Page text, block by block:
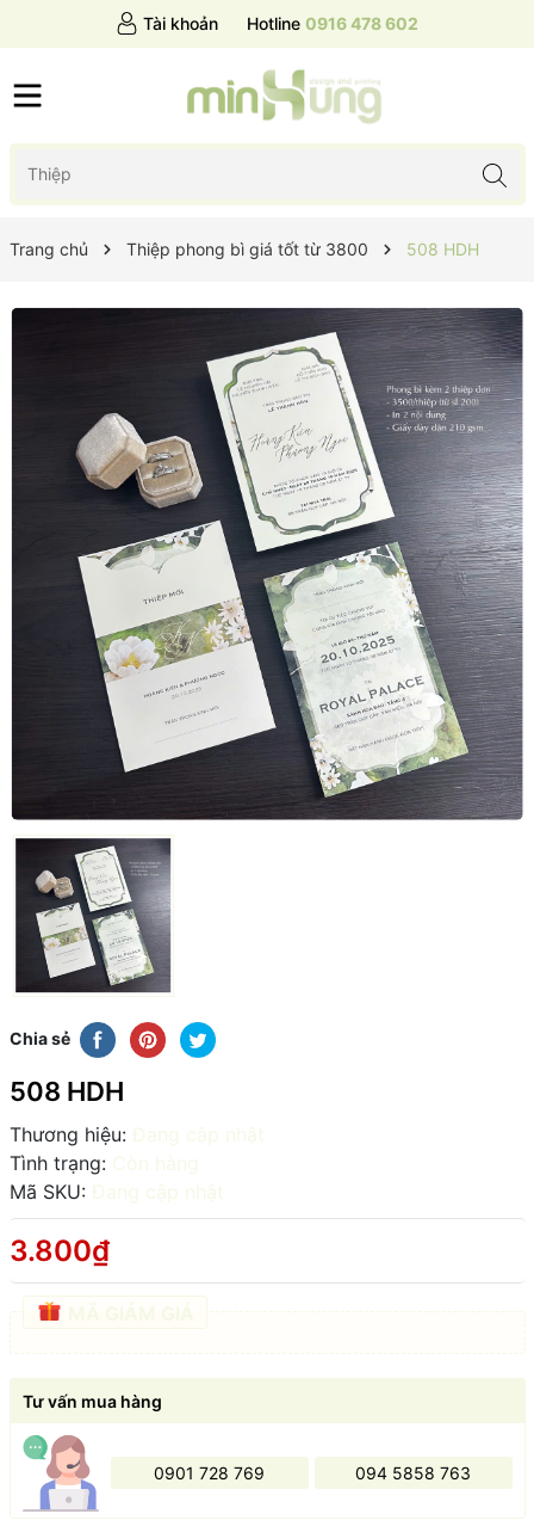
Tài khoản Hotline 0916 478 602
Trang chủ Thiệp phong bì giá tốt từ 3800 508 HDH
Chia sẻ
508 HDH
Thương hiệu: Đang cập nhật
Tình trạng: Còn hàng
Mã SKU: Đang cập nhật
3.800₫
Tư vấn mua hàng
0901 728 769 094 5858 763